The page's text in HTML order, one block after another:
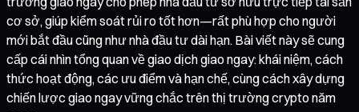
cơ sở, giúp kiểm soát rủi ro tốt hơn—rất phù hợp cho người
mới bắt đầu cũng như nhà đầu tư dài hạn. Bài viết này sẽ cung
cấp cái nhìn tổng quan về giao dịch giao ngay: khái niệm, cách
thức hoạt động, các ưu điểm và hạn chế, cùng cách xây dựng
chiến lược giao ngay vững chắc trên thị trường crypto năm